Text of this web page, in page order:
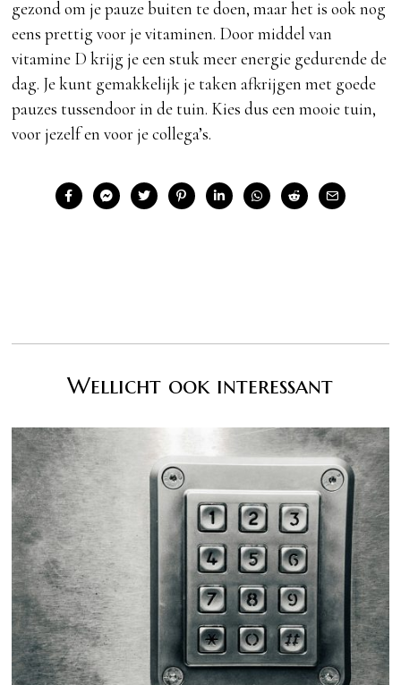
gezond om je pauze buiten te doen, maar het is ook nog
eens prettig voor je vitaminen. Door middel van
vitamine D krijg je een stuk meer energie gedurende de
dag. Je kunt gemakkelijk je taken afkrijgen met goede
pauzes tussendoor in de tuin. Kies dus een mooie tuin,
voor jezelf en voor je collega’s.
Wellicht ook interessant